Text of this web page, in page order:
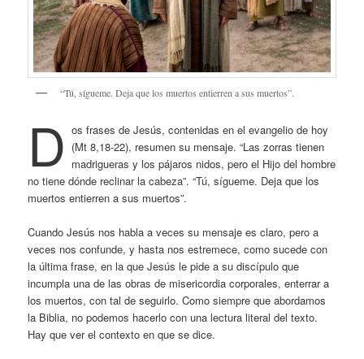
“Tú, sígueme. Deja que los muertos entierren a sus muertos”.
D os frases de Jesús, contenidas en el evangelio de hoy
(Mt 8,18-22), resumen su mensaje. “Las zorras tienen
madrigueras y los pájaros nidos, pero el Hijo del hombre
no tiene dónde reclinar la cabeza”. “Tú, sígueme. Deja que los
muertos entierren a sus muertos”.
Cuando Jesús nos habla a veces su mensaje es claro, pero a
veces nos confunde, y hasta nos estremece, como sucede con
la última frase, en la que Jesús le pide a su discípulo que
incumpla una de las obras de misericordia corporales, enterrar a
los muertos, con tal de seguirlo. Como siempre que abordamos
la Biblia, no podemos hacerlo con una lectura literal del texto.
Hay que ver el contexto en que se dice.